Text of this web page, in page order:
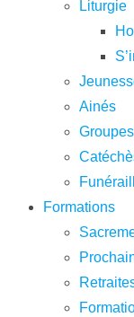
Liturgie
Ainés
Formations